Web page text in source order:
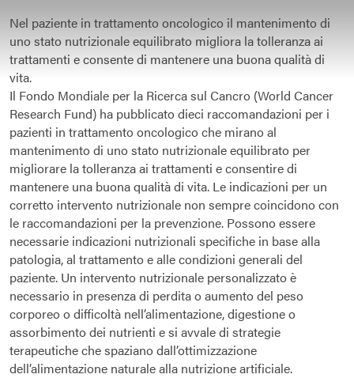
Nel paziente in trattamento oncologico il mantenimento di
uno stato nutrizionale equilibrato migliora la tolleranza ai
trattamenti e consente di mantenere una buona qualità di
vita.
Il Fondo Mondiale per la Ricerca sul Cancro (World Cancer
Research Fund) ha pubblicato dieci raccomandazioni per i
pazienti in trattamento oncologico che mirano al
mantenimento di uno stato nutrizionale equilibrato per
migliorare la tolleranza ai trattamenti e consentire di
mantenere una buona qualità di vita. Le indicazioni per un
corretto intervento nutrizionale non sempre coincidono con
le raccomandazioni per la prevenzione. Possono essere
necessarie indicazioni nutrizionali specifiche in base alla
patologia, al trattamento e alle condizioni generali del
paziente. Un intervento nutrizionale personalizzato è
necessario in presenza di perdita o aumento del peso
corporeo o difficoltà nell’alimentazione, digestione o
assorbimento dei nutrienti e si avvale di strategie
terapeutiche che spaziano dall’ottimizzazione
dell’alimentazione naturale alla nutrizione artificiale.